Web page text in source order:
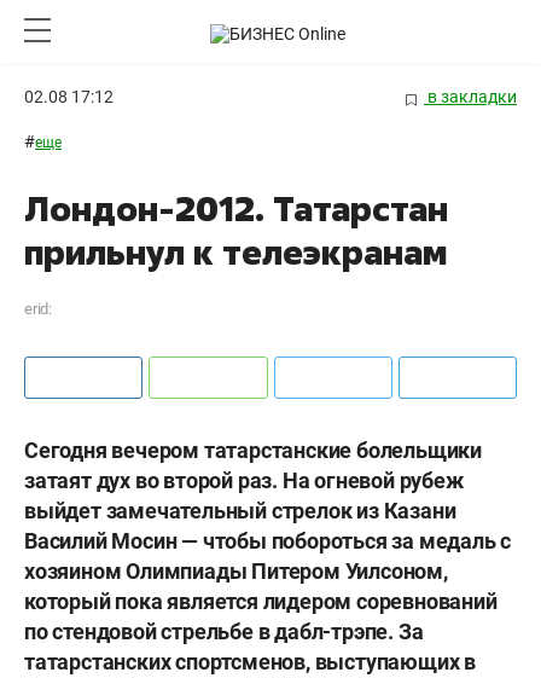
02.08 17:12 в закладки
#еще
Лондон-2012. Татарстан
прильнул к телеэкранам
erid:
Сегодня вечером татарстанские болельщики
затаят дух во второй раз. На огневой рубеж
выйдет замечательный стрелок из Казани
Василий Мосин — чтобы побороться за медаль с
хозяином Олимпиады Питером Уилсоном,
который пока является лидером соревнований
по стендовой стрельбе в дабл-трэпе. За
татарстанских спортсменов, выступающих в